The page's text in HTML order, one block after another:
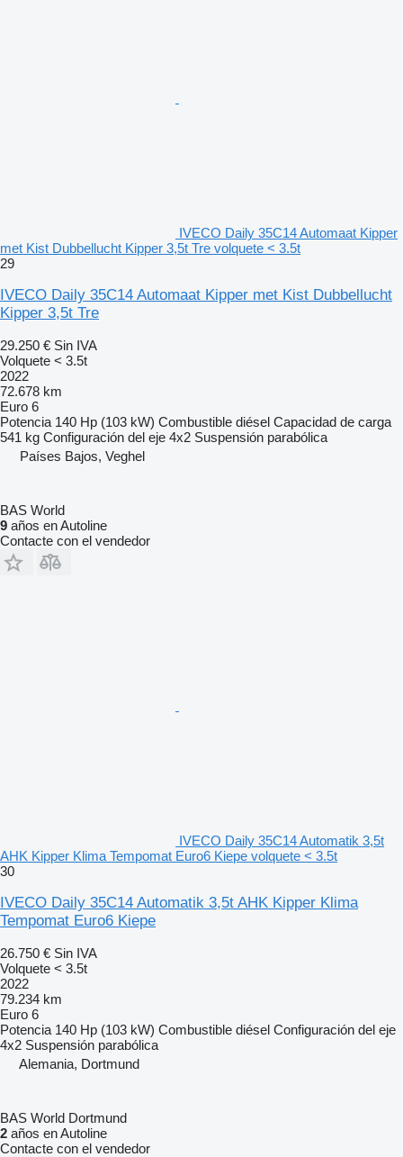
IVECO Daily 35C14 Automaat Kipper
met Kist Dubbellucht Kipper 3,5t Tre volquete < 3.5t
29
IVECO Daily 35C14 Automaat Kipper met Kist Dubbellucht
Kipper 3,5t Tre
29.250 € Sin IVA
Volquete < 3.5t
2022
72.678 km
Euro 6
Potencia 140 Hp (103 kW) Combustible diésel Capacidad de carga
541 kg Configuración del eje 4x2 Suspensión parabólica
Países Bajos, Veghel
BAS World
9 años en Autoline
Contacte con el vendedor
IVECO Daily 35C14 Automatik 3,5t
AHK Kipper Klima Tempomat Euro6 Kiepe volquete < 3.5t
30
IVECO Daily 35C14 Automatik 3,5t AHK Kipper Klima
Tempomat Euro6 Kiepe
26.750 € Sin IVA
Volquete < 3.5t
2022
79.234 km
Euro 6
Potencia 140 Hp (103 kW) Combustible diésel Configuración del eje
4x2 Suspensión parabólica
Alemania, Dortmund
BAS World Dortmund
2 años en Autoline
Contacte con el vendedor